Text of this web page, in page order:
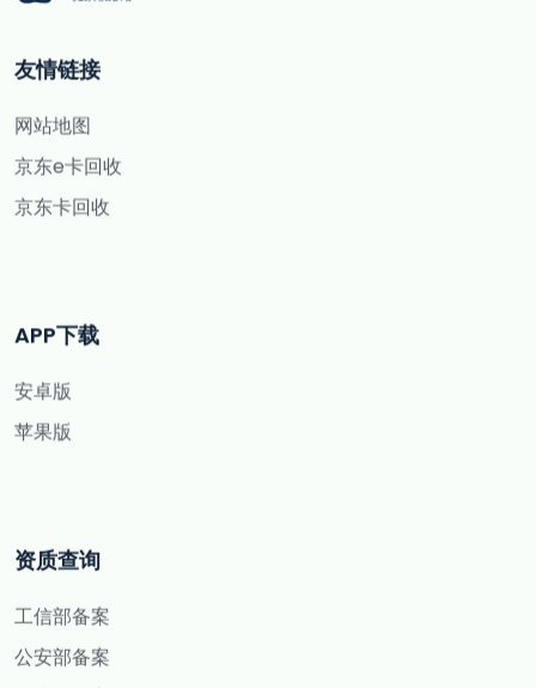
友情链接
网站地图
京东e卡回收
京东卡回收
APP下载
安卓版
苹果版
资质查询
工信部备案
公安部备案